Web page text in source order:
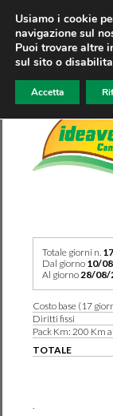
Totale giorni n. 17
Dal giorno 10/
Al giorno28/08/
Costo base (17
Diritti fissi
Pack Km: 200 Km
TOTALE
.
Usiamo i cookie
navigazione sul
Puoi trovare altre
sul sito o
Accetta